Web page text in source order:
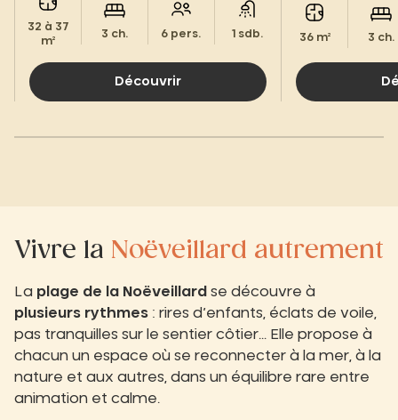
32 à 37
m²
3 ch. 6 pers. 1 sdb.
Découvrir
36 m² 3 ch.
Vivre la Noëveillard autrement
La plage de la Noëveillard se découvre à
plusieurs rythmes : rires d’enfants, éclats de voile,
pas tranquilles sur le sentier côtier… Elle propose à
chacun un espace où se reconnecter à la mer, à la
nature et aux autres, dans un équilibre rare entre
animation et calme.